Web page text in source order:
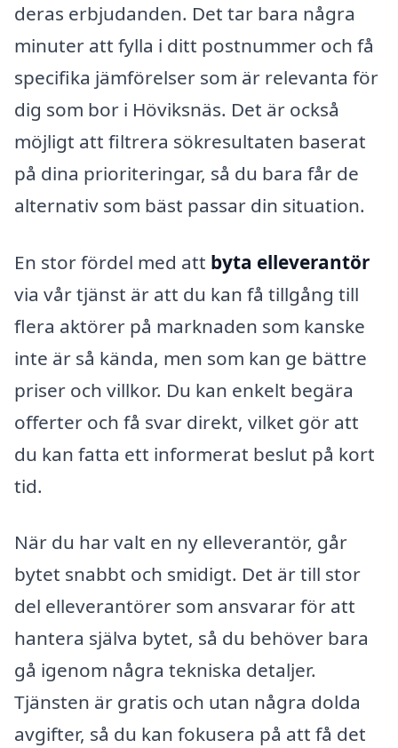
deras erbjudanden. Det tar bara några
minuter att fylla i ditt postnummer och få
specifika jämförelser som är relevanta för
dig som bor i Höviksnäs. Det är också
möjligt att filtrera sökresultaten baserat
på dina prioriteringar, så du bara får de
alternativ som bäst passar din situation.
En stor fördel med att byta elleverantör
via vår tjänst är att du kan få tillgång till
flera aktörer på marknaden som kanske
inte är så kända, men som kan ge bättre
priser och villkor. Du kan enkelt begära
offerter och få svar direkt, vilket gör att
du kan fatta ett informerat beslut på kort
tid.
När du har valt en ny elleverantör, går
bytet snabbt och smidigt. Det är till stor
del elleverantörer som ansvarar för att
hantera själva bytet, så du behöver bara
gå igenom några tekniska detaljer.
Tjänsten är gratis och utan några dolda
avgifter, så du kan fokusera på att få det